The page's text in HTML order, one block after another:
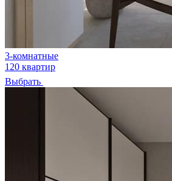
3-комнатные
120 квартир
Выбрать